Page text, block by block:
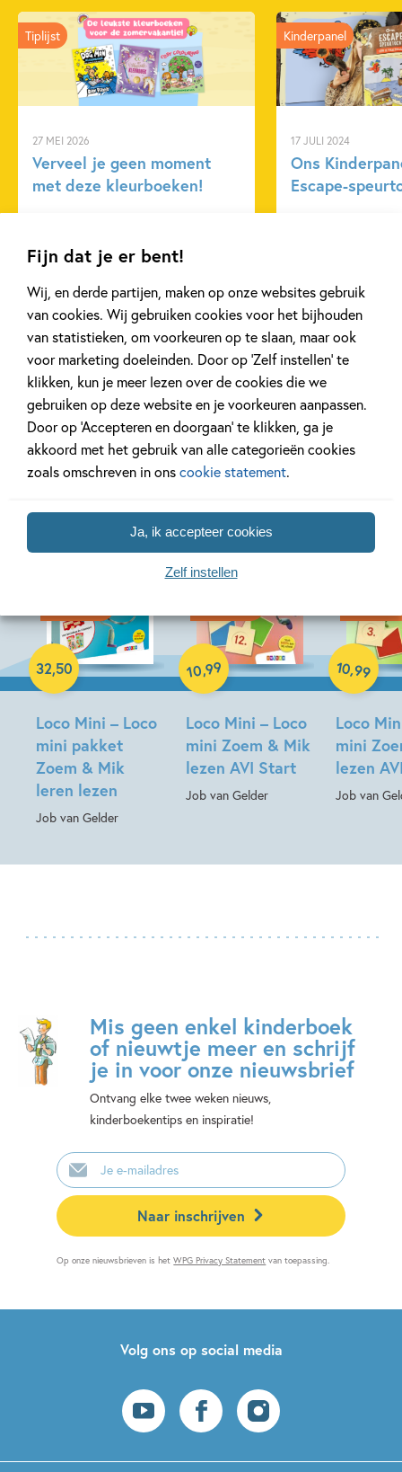
Fijn dat je er bent!
Wij, en derde partijen, maken op onze websites gebruik
van cookies. Wij gebruiken cookies voor het bijhouden
van statistieken, om voorkeuren op te slaan, maar ook
voor marketing doeleinden. Door op ‘Zelf instellen’ te
klikken, kun je meer lezen over de cookies die we
gebruiken op deze website en je voorkeuren aanpassen.
Door op ‘Accepteren en doorgaan’ te klikken, ga je
akkoord met het gebruik van alle categorieën cookies
zoals omschreven in onscookie statement.
Ja, ik accepteer cookies
Zelf instellen
Kenmerken van dit boek
Doeboeken Voertuigen
27 MEI 2026
Verveel je geen moment
met deze kleurboeken!
Tiplijst
Lees meer
17 JULI 2024
Ons
Escape-
Kinderpanel
Bekijk ook eens
Loco Mini – Loco
mini pakket
Zoem & Mik
leren lezen
Job van Gelder
32,50
Paperback
Loco Mini – Loco
mini Zoem & Mik
lezen AVI Start
Job van Gelder
10,99
Paperback
Loco
mini
lezen
Job van
10,99
Paperback
Mis geen enkel kinderboek
of nieuwtje meer en schrijf
je in voor onze nieuwsbrief
Ontvang elke twee weken nieuws,
kinderboekentips en inspiratie!
E-
mailadres
Naar inschrijven
Op onze nieuwsbrieven is hetWPG Privacy Statement van toepassing.
Volg ons op social media